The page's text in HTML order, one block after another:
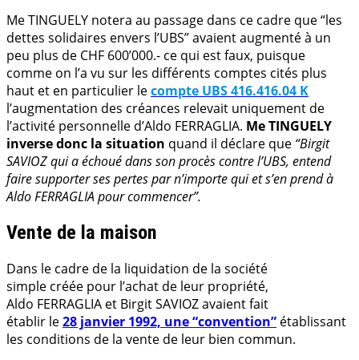
Me TINGUELY notera au passage dans ce cadre que “les
dettes solidaires envers l’UBS” avaient augmenté à un
peu plus de CHF 600’000.- ce qui est faux, puisque
comme on l’a vu sur les différents comptes cités plus
haut et en particulier lecompte UBS 416.416.04 K
l’augmentation des créances relevait uniquement de
l’activité personnelle d’Aldo FERRAGLIA. Me TINGUELY
inverse donc la situation quand il déclare que “Birgit
SAVIOZ qui a échoué dans son procès contre l’UBS, entend
faire supporter ses pertes par n’importe qui et s’en prend à
Aldo FERRAGLIA pour commencer”.
Vente de la maison
Dans le cadre de la liquidation de la société
simple créée pour l’achat de leur propriété,
Aldo FERRAGLIA et Birgit SAVIOZ avaient fait
établir le28 janvier 1992, une “convention” établissant
les conditions de la vente de leur bien commun.